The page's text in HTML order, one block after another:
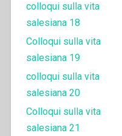
colloqui sulla vita
salesiana 18
Colloqui sulla vita
salesiana 19
colloqui sulla vita
salesiana 20
Colloqui sulla vita
salesiana 21